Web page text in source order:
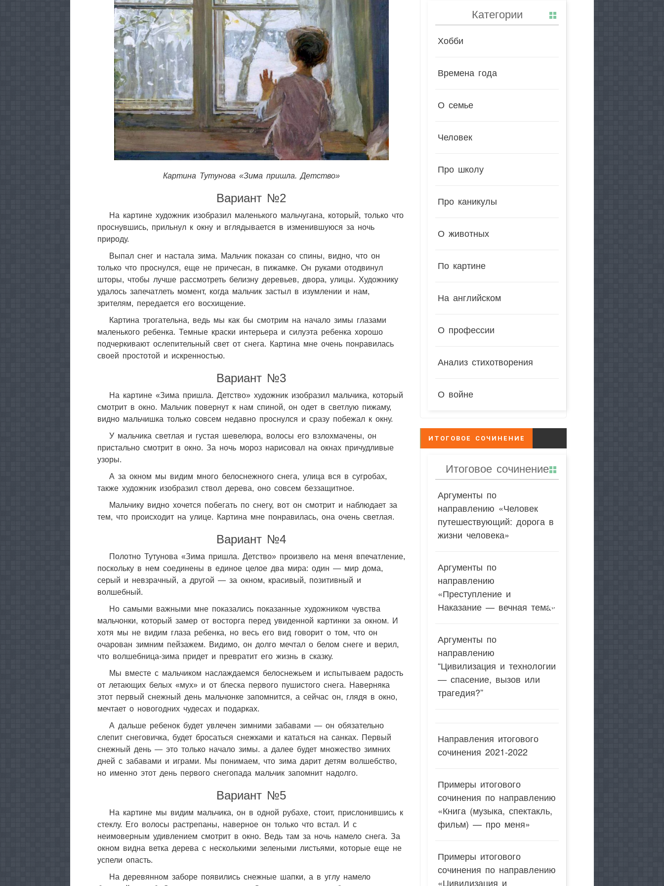
Картина Тутунова «Зима пришла. Детство»
Вариант №2
На картине художник изобразил маленького мальчугана, который, только что
проснувшись, прильнул к окну и вглядывается в изменившуюся за ночь
природу.
Выпал снег и настала зима. Мальчик показан со спины, видно, что он
только что проснулся, еще не причесан, в пижамке. Он руками отодвинул
шторы, чтобы лучше рассмотреть белизну деревьев, двора, улицы. Художнику
удалось запечатлеть момент, когда мальчик застыл в изумлении и нам,
зрителям, передается его восхищение.
Картина трогательна, ведь мы как бы смотрим на начало зимы глазами
маленького ребенка. Темные краски интерьера и силуэта ребенка хорошо
подчеркивают ослепительный свет от снега. Картина мне очень понравилась
своей простотой и искренностью.
Вариант №3
На картине «Зима пришла. Детство» художник изобразил мальчика, который
смотрит в окно. Мальчик повернут к нам спиной, он одет в светлую пижаму,
видно мальчишка только совсем недавно проснулся и сразу побежал к окну.
У мальчика светлая и густая шевелюра, волосы его взлохмачены, он
пристально смотрит в окно. За ночь мороз нарисовал на окнах причудливые
узоры.
А за окном мы видим много белоснежного снега, улица вся в сугробах,
также художник изобразил ствол дерева, оно совсем беззащитное.
Мальчику видно хочется побегать по снегу, вот он смотрит и наблюдает за
тем, что происходит на улице. Картина мне понравилась, она очень светлая.
Вариант №4
Полотно Тутунова «Зима пришла. Детство» произвело на меня впечатление,
поскольку в нем соединены в единое целое два мира: один — мир дома,
серый и невзрачный, а другой — за окном, красивый, позитивный и
волшебный.
Но самыми важными мне показались показанные художником чувства
мальчонки, который замер от восторга перед увиденной картинки за окном. И
хотя мы не видим глаза ребенка, но весь его вид говорит о том, что он
очарован зимним пейзажем. Видимо, он долго мечтал о белом снеге и верил,
что волшебница-зима придет и превратит его жизнь в сказку.
Мы вместе с мальчиком наслаждаемся белоснежьем и испытываем радость
от летающих белых «мух» и от блеска первого пушистого снега. Наверняка
этот первый снежный день мальчонке запомнится, а сейчас он, глядя в окно,
мечтает о новогодних чудесах и подарках.
А дальше ребенок будет увлечен зимними забавами — он обязательно
слепит снеговичка, будет бросаться снежками и кататься на санках. Первый
снежный день — это только начало зимы. а далее будет множество зимних
дней с забавами и играми. Мы понимаем, что зима дарит детям волшебство,
но именно этот день первого снегопада мальчик запомнит надолго.
Вариант №5
На картине мы видим мальчика, он в одной рубахе, стоит, прислонившись к
стеклу. Его волосы растрепаны, наверное он только что встал. И с
неимоверным удивлением смотрит в окно. Ведь там за ночь намело снега. За
окном видна ветка дерева с несколькими зелеными листьями, которые еще не
успели опасть.
На деревянном заборе появились снежные шапки, а в углу намело
Категории
Хобби
Времена года
О семье
Человек
Про школу
Про каникулы
О животных
По картине
На английском
О профессии
Анализ стихотворения
О войне
ИТОГОВОЕ СОЧИНЕНИЕ
Итоговое сочинение
Аргументы по
направлению «Человек
путешествующий: дорога в
жизни человека»
Аргументы по
направлению
«Преступление и
Наказание — вечная тема»
Аргументы по
направлению
“Цивилизация и технологии
— спасение, вызов или
трагедия?”
Направления итогового
сочинения 2021-2022
Примеры итогового
сочинения по направлению
«Книга (музыка, спектакль,
фильм) — про меня»
Примеры итогового
сочинения по направлению
«Цивилизация и